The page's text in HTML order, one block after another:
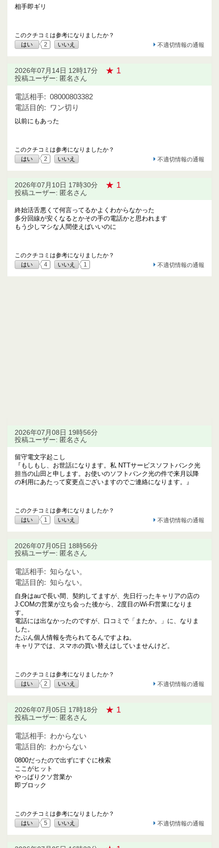
相手即ギリ
このクチコミは参考になりましたか？
はい
2 いいえ 不適切情報の通報
2026年07月14日 12時17分 ★ 1
投稿ユーザー: 匿名さん
電話相手: 08000803382
電話目的:
ワン切り
以前にもあった
このクチコミは参考になりましたか？
はい
2 いいえ 不適切情報の通報
2026年07月10日 17時30分 ★ 1
投稿ユーザー: 匿名さん
終始活舌悪くて何言ってるかよくわからなかった
多分回線が安くなるとかその手の電話かと思われます
もう少しマシな人間使えばいいのに
このクチコミは参考になりましたか？
はい
4 いいえ 1 不適切情報の通報
2026年07月08日 19時56分
投稿ユーザー: 匿名さん
留守電文字起こし
『もしもし、お世話になります。私 NTTサービスソフトバンク光
担当の山田と申します。お使いのソフトバンク光の件で来月以降
の利用にあたって変更点ございますのでご連絡になります。』
このクチコミは参考になりましたか？
はい
1 いいえ 不適切情報の通報
2026年07月05日 18時56分
投稿ユーザー: 匿名さん
電話相手: 知らない。
電話目的: 知らない。
自身はauで長い間、契約してますが、先日行ったキャリアの店の
J:COMの営業が立ち会った後から、2度目のWi-Fi営業になりま
す。
電話には出なかったのですが、口コミで「またか。」に、なりま
した。
たぶん個人情報を売られてるんですよね。
キャリアでは、スマホの買い替えはしていませんけど。
このクチコミは参考になりましたか？
はい
2 いいえ 不適切情報の通報
2026年07月05日 17時18分 ★ 1
投稿ユーザー: 匿名さん
電話相手: わからない
電話目的: わからない
0800だったので出ずにすぐに検索
ここがヒット
やっぱりクソ営業か
即ブロック
このクチコミは参考になりましたか？
はい
5 いいえ 不適切情報の通報